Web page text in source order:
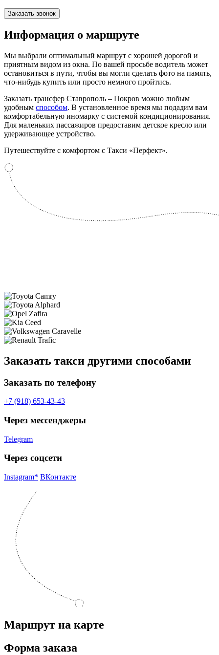
Заказать звонок
Информация о маршруте
Мы выбрали оптимальный маршрут с хорошей дорогой и
приятным видом из окна. По вашей просьбе водитель может
остановиться в пути, чтобы вы могли сделать фото на память,
что-нибудь купить или просто немного пройтись.
Заказать трансфер Ставрополь – Покров можно любым
удобным способом. В установленное время мы подадим вам
комфортабельную иномарку с системой кондиционирования.
Для маленьких пассажиров предоставим детское кресло или
удерживающее устройство.
Путешествуйте с комфортом с Такси «Перфект».
Заказать такси другими способами
Заказать по телефону
+7 (918) 653-43-43
Через мессенджеры
Telegram
Через соцсети
Instagram* ВКонтакте
Маршрут на карте
Форма заказа